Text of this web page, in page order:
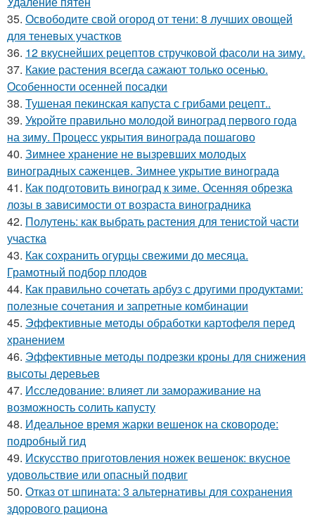
35. Освободите свой огород от тени: 8 лучших овощей
для теневых участков
36. 12 вкуснейших рецептов стручковой фасоли на зиму.
37. Какие растения всегда сажают только осенью.
Особенности осенней посадки
38. Тушеная пекинская капуста с грибами рецепт..
39. Укройте правильно молодой виноград первого года
на зиму. Процесс укрытия винограда пошагово
40. Зимнее хранение не вызревших молодых
виноградных саженцев. Зимнее укрытие винограда
41. Как подготовить виноград к зиме. Осенняя обрезка
лозы в зависимости от возраста виноградника
42. Полутень: как выбрать растения для тенистой части
участка
43. Как сохранить огурцы свежими до месяца.
Грамотный подбор плодов
44. Как правильно сочетать арбуз с другими продуктами:
полезные сочетания и запретные комбинации
45. Эффективные методы обработки картофеля перед
хранением
46. Эффективные методы подрезки кроны для снижения
высоты деревьев
47. Исследование: влияет ли замораживание на
возможность солить капусту
48. Идеальное время жарки вешенок на сковороде:
подробный гид
49. Искусство приготовления ножек вешенок: вкусное
удовольствие или опасный подвиг
50. Отказ от шпината: 3 альтернативы для сохранения
здорового рациона